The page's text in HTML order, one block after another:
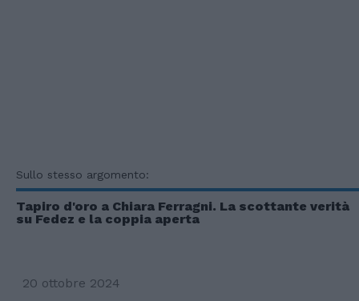
Sullo stesso argomento:
Tapiro d'oro a Chiara Ferragni. La scottante verità
su Fedez e la coppia aperta
20 ottobre 2024